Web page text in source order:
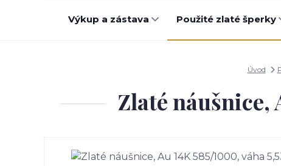
Výkup a zástava Použité zlaté šperky
Úvod
Zlaté náušnice,